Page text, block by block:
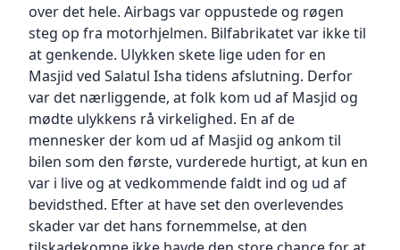
over det hele. Airbags var oppustede og røgen
steg op fra motorhjelmen. Bilfabrikatet var ikke til
at genkende. Ulykken skete lige uden for en
Masjid ved Salatul Isha tidens afslutning. Derfor
var det nærliggende, at folk kom ud af Masjid og
mødte ulykkens rå virkelighed. En af de
mennesker der kom ud af Masjid og ankom til
bilen som den første, vurderede hurtigt, at kun en
var i live og at vedkommende faldt ind og ud af
bevidsthed. Efter at have set den overlevendes
skader var det hans fornemmelse, at den
Virksomheder og institutioner kan ansøge om
at handle som fakturakunde.
Der kan kun handles som fakturakunde, hvis
en virksomhed er offentlig (institution, skole
o.l.),
et ApS eller et APS og har eksisteret i minimum
2 år. Er virksomheden oprettet som
fakturakunde,
kan virksomhedens medarbejdere købe ind på
én fælles konto. Vi forbeholder os ret til at
afvise en
ansøgning om at blive fakturakunde uden
yderligere begrundelse. Vær opmærksom på at
om dine køb kan vi også behandle for at
overholde lovkrav, herunder til bogføring og
regnskab,
samt foretage målrettet markedsføring, hvis vi
har tilladelse. Ved køb indsamles IP-adressen
med
det formål at kunne forhindre svig. Desuden
indsamler vi oplysninger om, hvordan du har
interageret
med e-mails, sms, hjemmeside og app push
beskeder, med henblik på at kunne
dokumentere
modtagelse af eksempelvis ordrebekræftelser,
Vi reagerer ikke og responderer ikke på
browser-initierede spor mig ikke signaler.
Online marketing cookies
YaaUmma.com afvikler med jævne mellemrum
annoncer på internettet, og det måles også
med cookies, så YaaUmma.com og vores
mediebureau kan få et antal klik, besøg og
virkninger i
det hele taget af at annoncere på internettet.
YaaUmma.com bruger i den forbindelse en
Ad Serving-løsning, der hedder Google
Dobbeltklik. Denne løsning sætter en anonym
cookie ved